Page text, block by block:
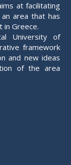
at facilitating
area that has
in Greece.
University of
framework
and new ideas
of the area